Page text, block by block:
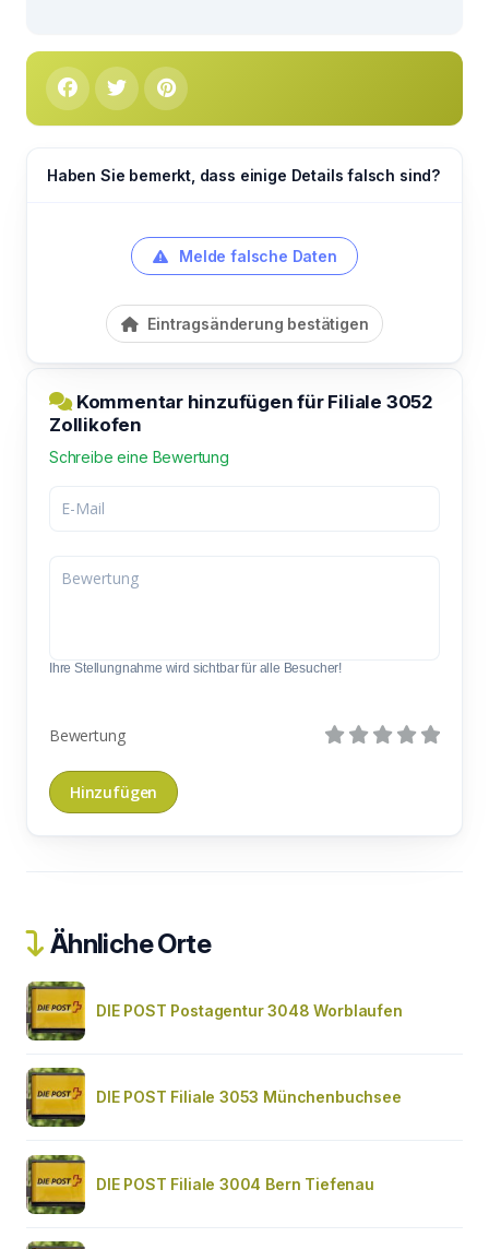
Haben Sie bemerkt, dass einige Details falsch sind?
Melde falsche Daten
Eintragsänderung bestätigen
Kommentar hinzufügen für Filiale 3052
Zollikofen
Schreibe eine Bewertung
Ihre Stellungnahme wird sichtbar für alle Besucher!
Bewertung
Ähnliche Orte
DIE POST Postagentur 3048 Worblaufen
DIE POST Filiale 3053 Münchenbuchsee
DIE POST Filiale 3004 Bern Tiefenau